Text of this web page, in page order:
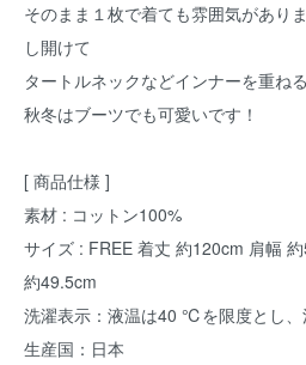
そのまま１枚で着ても雰囲気があり
し開けて
タートルネックなどインナーを重ね
秋冬はブーツでも可愛いです！
[ 商品仕様 ]
素材 : コットン100%
サイズ : FREE 着丈 約120cm 肩幅
約49.5cm
洗濯表示：液温は40 ℃を限度とし、
生産国：日本